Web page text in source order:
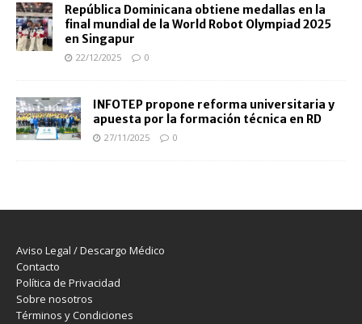
República Dominicana obtiene medallas en la
final mundial de la World Robot Olympiad 2025
en Singapur
22/12/2025 0
INFOTEP propone reforma universitaria y
apuesta por la formación técnica en RD
27/11/2025 0
Aviso Legal / Descargo Médico
Contacto
Política de Privacidad
Sobre nosotros
Términos y Condiciones